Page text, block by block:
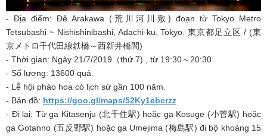
- Địa điểm: Đê Arakawa (荒川河川敷) đoạn từ Tokyo Metro
Tetsubashi ~ Nishishinibashi, Adachi-ku, Tokyo. 東京都足立区 / (東
京メトロ千代田線鉄橋～西新井橋間)
- Thời gian: Ngày 21/7/2019（thứ 7) , từ 19:30～20:30
- Số lượng: 13600 quả.
- Lễ hội pháo hoa có lịch sử gần 100 năm.
- Bản đồ: https://goo.gl/maps/52Ky1ebcrzz
- Đi lại: Từ ga Kitasenju (北千住駅) hoặc ga Kosuge (小菅駅) hoặc
ga Gotanno (五反野駅) hoặc ga Umejima (梅島駅) đi bộ khoảng 15